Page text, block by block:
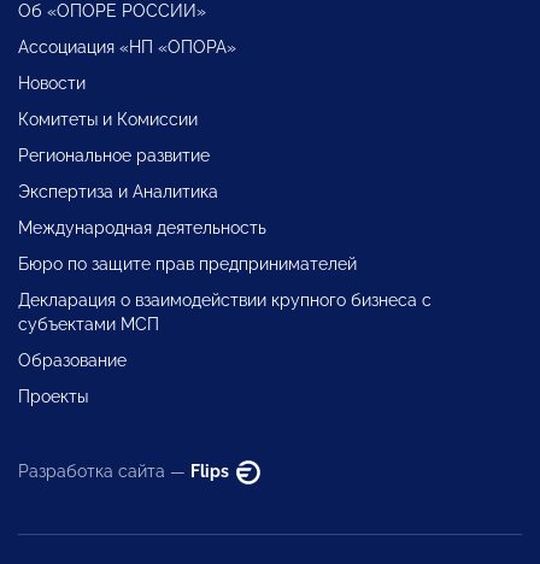
Об «ОПОРЕ РОССИИ»
Ассоциация «НП «ОПОРА»
Новости
Комитеты и Комиссии
Региональное развитие
Экспертиза и Аналитика
Международная деятельность
Бюро по защите прав предпринимателей
Декларация о взаимодействии крупного бизнеса с
субъектами МСП
Образование
Проекты
Разработка сайта — Flips